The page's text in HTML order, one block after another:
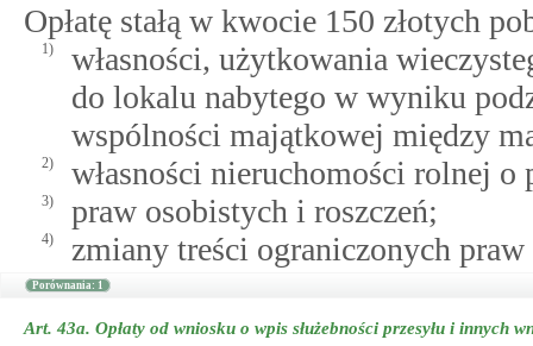
Opłatę stałą w kwocie 150 złotych
1)
własności, użytkowania
do lokalu nabytego w wyniku
wspólności majątkowej między
2) własności nieruchomości rolnej o
3) praw osobistych i roszczeń;
4) zmiany treści ograniczonych
Porównania: 1
Art. 43a. Opłaty od wniosku o wpis służebności przesyłu i innych